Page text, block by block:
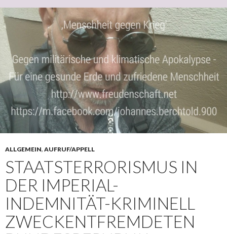
ALLGEMEIN, AUFRUF/APPELL
STAATSTERRORISMUS IN
DER IMPERIAL-
INDEMNITÄT-KRIMINELL
ZWECKENTFREMDETEN